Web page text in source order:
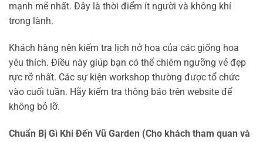
mạnh mẽ nhất. Đây là thời điểm ít người và không khí
trong lành.
Khách hàng nên kiểm tra lịch nở hoa của các giống hoa
yêu thích. Điều này giúp bạn có thể chiêm ngưỡng vẻ đẹp
rực rỡ nhất. Các sự kiện workshop thường được tổ chức
vào cuối tuần. Hãy kiểm tra thông báo trên website để
không bỏ lỡ.
Chuẩn Bị Gì Khi Đến Vũ Garden (Cho khách tham quan và